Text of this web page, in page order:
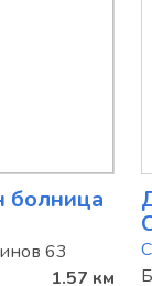
болница
63
1.57 км